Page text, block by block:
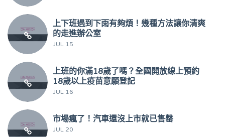
上下班遇到下雨有夠煩！幾種方法讓你清爽
的走進辦公室
JUL 15
上班的你滿18歲了嗎？全國開放線上預約
18歲以上疫苗意願登記
JUL 16
市場瘋了！汽車還沒上市就已售罄
JUL 20